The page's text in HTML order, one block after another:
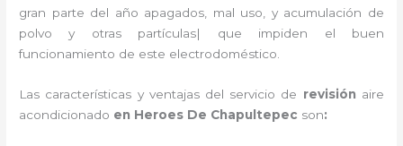
gran parte del año apagados, mal uso, y acumulación de
polvo y otras partículas| que impiden el buen
funcionamiento de este electrodoméstico.
Las características y ventajas del servicio de revisión aire
acondicionado en Heroes De Chapultepec son: